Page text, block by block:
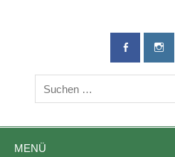
DIE Sportadresse in Geislingen!
MENÜ